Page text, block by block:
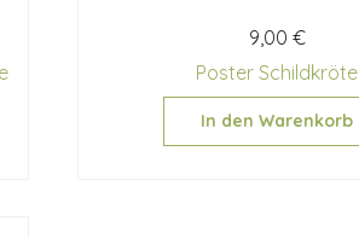
9,00 €
Poster Schildkröte
In den Warenkorb